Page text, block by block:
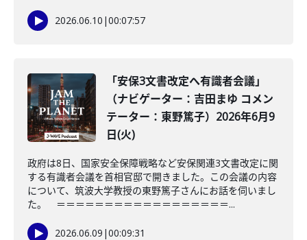
2026.06.10 |00:07:57
「安保3文書改定へ有識者会議」
（ナビゲーター：吉田まゆ コメン
テーター：東野篤子）2026年6月9
日(火)
政府は8日、国家安全保障戦略など安保関連3文書改定に関
する有識者会議を首相官邸で開きました。この会議の内容
について、筑波大学教授の東野篤子さんにお話を伺いまし
た。 ＝＝＝＝＝＝＝＝＝＝＝＝＝＝＝＝＝＝...
2026.06.09 |00:09:31